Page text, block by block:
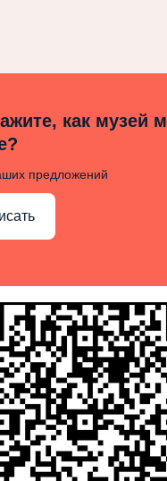
как музей
предложений